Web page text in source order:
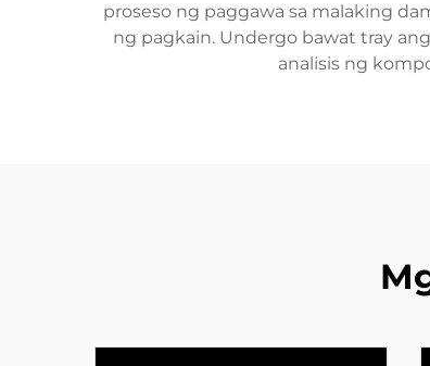
proseso ng paggawa sa malaking
ng pagkain. Undergo bawat tray
analisis ng